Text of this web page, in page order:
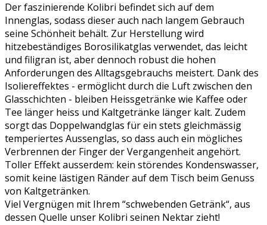
Der faszinierende Kolibri befindet sich auf dem
Innenglas, sodass dieser auch nach langem Gebrauch
seine Schönheit behält. Zur Herstellung wird
hitzebeständiges Borosilikatglas verwendet, das leicht
und filigran ist, aber dennoch robust die hohen
Anforderungen des Alltagsgebrauchs meistert. Dank des
Isoliereffektes - ermöglicht durch die Luft zwischen den
Glasschichten - bleiben Heissgetränke wie Kaffee oder
Tee länger heiss und Kaltgetränke länger kalt. Zudem
sorgt das Doppelwandglas für ein stets gleichmässig
temperiertes Aussenglas, so dass auch ein mögliches
Verbrennen der Finger der Vergangenheit angehört.
Toller Effekt ausserdem: kein störendes Kondenswasser,
somit keine lästigen Ränder auf dem Tisch beim Genuss
von Kaltgetränken.
Viel Vergnügen mit Ihrem “schwebenden Getränk“, aus
dessen Quelle unser Kolibri seinen Nektar zieht!